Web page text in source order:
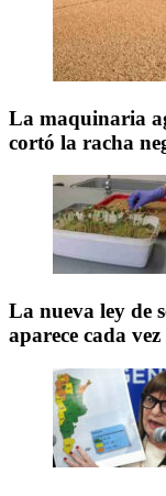
La maquinaria
cortó la racha
La nueva ley de
aparece cada